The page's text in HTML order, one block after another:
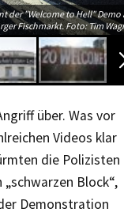
der "Welcome to Hell" Demo
Fischmarkt. Foto: Tim
über. Was vor
Videos klar
die Polizisten
Block“,
Demonstration